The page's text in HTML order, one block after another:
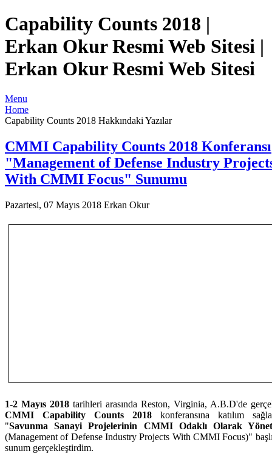
Capability Counts 2018 |
Erkan Okur Resmi Web Sitesi |
Erkan Okur Resmi Web Sitesi
Menu
Home
Capability Counts 2018 Hakkındaki Yazılar
CMMI Capability Counts 2018 Konferansı
"Management of Defense Industry
With CMMI Focus" Sunumu
Pazartesi, 07 Mayıs 2018 Erkan Okur
1-2 Mayıs 2018 tarihleri arasında Reston, Virginia, A.B.D'de
CMMI Capability Counts 2018 konferansına katılım
"Savunma Sanayi Projelerinin CMMI Odaklı Olarak
(Management of Defense Industry Projects With CMMI Focus)"
sunum gerçekleştirdim.